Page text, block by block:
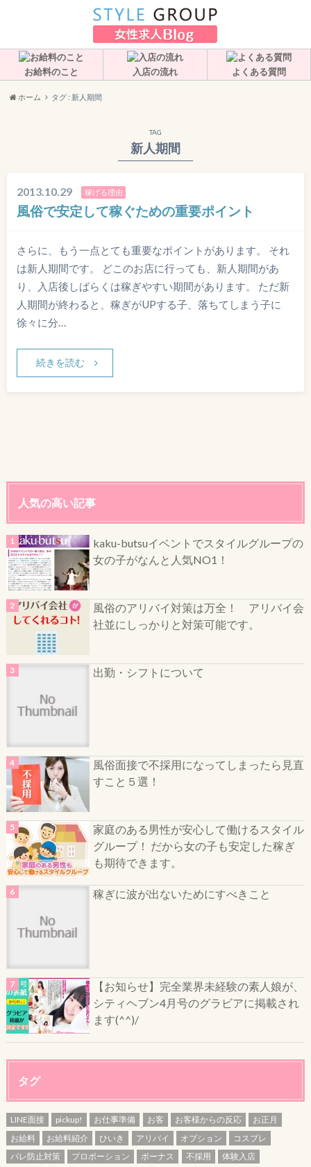
お給料のこと 入店の流れ よくある質問
ホーム タグ : 新人期間
TAG
新人期間
2013.10.29 稼げる理由
風俗で安定して稼ぐための重要ポイント
さらに、もう一点とても重要なポイントがあります。 それ
は新人期間です。 どこのお店に行っても、新人期間があ
り、入店後しばらくは稼ぎやすい期間があります。 ただ新
人期間が終わると、稼ぎがUPする子、落ちてしまう子に
徐々に分…
続きを読む
人気の高い記事
kaku-butsuイベントでスタイルグループの
女の子がなんと人気NO1！
風俗のアリバイ対策は万全！ アリバイ会
社並にしっかりと対策可能です。
出勤・シフトについて
風俗面接で不採用になってしまったら見直
すこと５選！
家庭のある男性が安心して働けるスタイル
グループ！ だから女の子も安定した稼ぎ
も期待できます。
稼ぎに波が出ないためにすべきこと
【お知らせ】完全業界未経験の素人娘が、
シティヘブン4月号のグラビアに掲載され
ます(^^)/
タグ
LINE面接 pickup! お仕事準備 お客 お客様からの反応
お正月
お給料
お給料紹介 ひいき アリバイ オプション
コスプレ
バレ防止対策
プロポーション ボーナス 不採用
体験入店